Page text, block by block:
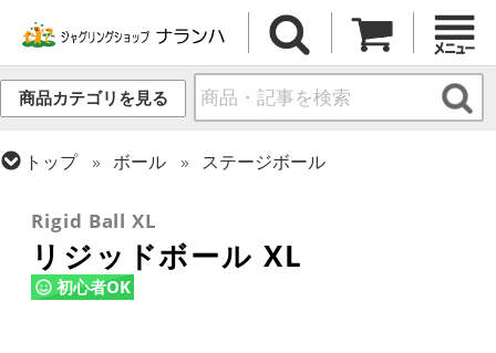
商品カテゴリを見る
トップ ボール
ステージボール
Rigid Ball XL
リジッドボール XL
初心者OK